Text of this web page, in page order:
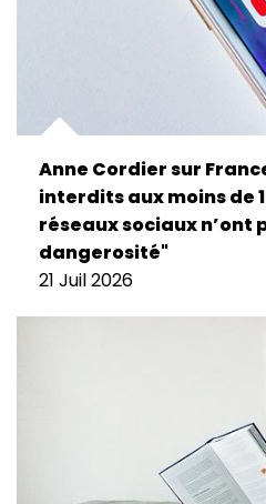
Anne Cordier sur
interdits aux moins de
réseaux sociaux n’ont
dangerosité"
21 Juil 2026